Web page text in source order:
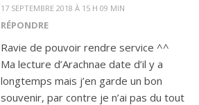
17 SEPTEMBRE 2018 À 15 H 09 MIN
RÉPONDRE
Ravie de pouvoir rendre service ^^
Ma lecture d’Arachnae date d’il y a
longtemps mais j’en garde un bon
souvenir, par contre je n’ai pas du tout